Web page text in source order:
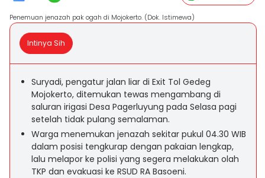
Penemuan jenazah pak ogah di Mojokerto. (Dok. Istimewa)
Intinya Sih
Suryadi, pengatur jalan liar di Exit Tol Gedeg
Mojokerto, ditemukan tewas mengambang di
saluran irigasi Desa Pagerluyung pada Selasa pagi
setelah tidak pulang semalaman.
Warga menemukan jenazah sekitar pukul 04.30 WIB
dalam posisi tengkurap dengan pakaian lengkap,
lalu melapor ke polisi yang segera melakukan olah
TKP dan evakuasi ke RSUD RA Basoeni.